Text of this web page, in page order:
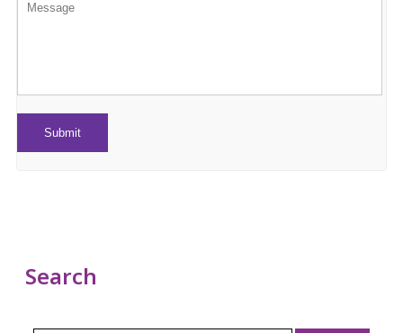
Search